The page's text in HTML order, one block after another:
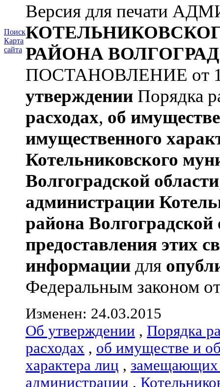
Поиск
Карта
сайта
Версия для печати
РАЙОНА
ПОСТАНОВЛЕНИЕ от
утверждении Порядка
расходах, об
имущественного
Котельниковского
Волгоградской области
администрации
района Волгоградской
предоставления этих
информации для
Федеральным законом
Изменен: 24.03.2015
Об утверждении , Порядка
расходах , об имуществе и
характера лиц , замещающих
администрации ,